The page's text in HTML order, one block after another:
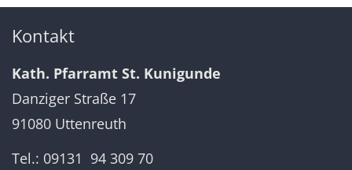
Kontakt
Kath. Pfarramt St. Kunigunde
Danziger Straße 17
91080 Uttenreuth
Tel.: 09131 94 309 70